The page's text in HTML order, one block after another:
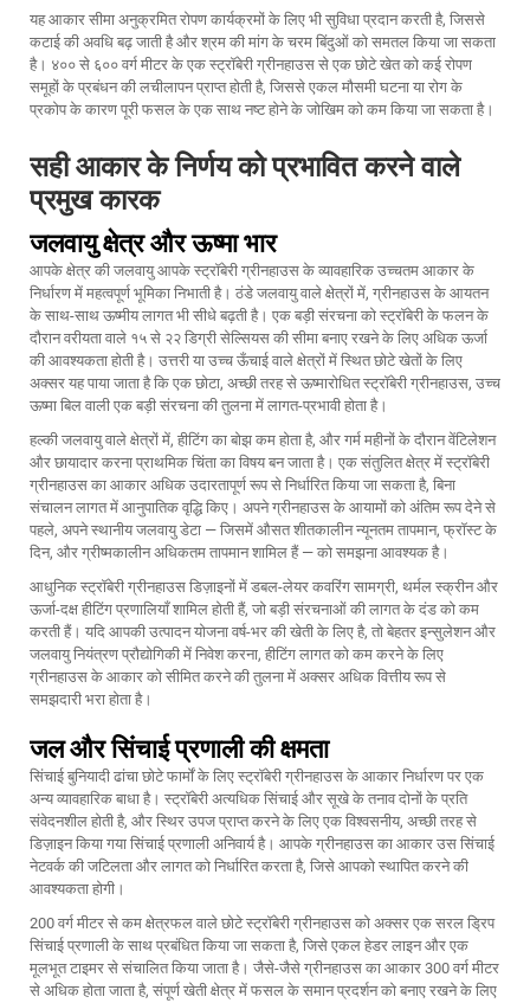
यह आकार सीमा अनुक्रमित रोपण कार्यक्रमों के लिए भी सुविधा प्रदान करती है, जिससे
कटाई की अवधि बढ़ जाती है और श्रम की मांग के चरम बिंदुओं को समतल किया जा सकता
है। ४०० से ६०० वर्ग मीटर के एक स्ट्रॉबेरी ग्रीनहाउस से एक छोटे खेत को कई रोपण
समूहों के प्रबंधन की लचीलापन प्राप्त होती है, जिससे एकल मौसमी घटना या रोग के
प्रकोप के कारण पूरी फसल के एक साथ नष्ट होने के जोखिम को कम किया जा सकता है।
सही आकार के निर्णय को प्रभावित करने वाले
प्रमुख कारक
जलवायु क्षेत्र और ऊष्मा भार
आपके क्षेत्र की जलवायु आपके स्ट्रॉबेरी ग्रीनहाउस के व्यावहारिक उच्चतम आकार के
निर्धारण में महत्वपूर्ण भूमिका निभाती है। ठंडे जलवायु वाले क्षेत्रों में, ग्रीनहाउस के आयतन
के साथ-साथ ऊष्मीय लागत भी सीधे बढ़ती है। एक बड़ी संरचना को स्ट्रॉबेरी के फलन के
दौरान वरीयता वाले १५ से २२ डिग्री सेल्सियस की सीमा बनाए रखने के लिए अधिक ऊर्जा
की आवश्यकता होती है। उत्तरी या उच्च ऊँचाई वाले क्षेत्रों में स्थित छोटे खेतों के लिए
अक्सर यह पाया जाता है कि एक छोटा, अच्छी तरह से ऊष्मारोधित स्ट्रॉबेरी ग्रीनहाउस, उच्च
ऊष्मा बिल वाली एक बड़ी संरचना की तुलना में लागत-प्रभावी होता है।
हल्की जलवायु वाले क्षेत्रों में, हीटिंग का बोझ कम होता है, और गर्म महीनों के दौरान वेंटिलेशन
और छायादार करना प्राथमिक चिंता का विषय बन जाता है। एक संतुलित क्षेत्र में स्ट्रॉबेरी
ग्रीनहाउस का आकार अधिक उदारतापूर्ण रूप से निर्धारित किया जा सकता है, बिना
संचालन लागत में आनुपातिक वृद्धि किए। अपने ग्रीनहाउस के आयामों को अंतिम रूप देने से
पहले, अपने स्थानीय जलवायु डेटा — जिसमें औसत शीतकालीन न्यूनतम तापमान, फ्रॉस्ट के
दिन, और ग्रीष्मकालीन अधिकतम तापमान शामिल हैं — को समझना आवश्यक है।
आधुनिक स्ट्रॉबेरी ग्रीनहाउस डिज़ाइनों में डबल-लेयर कवरिंग सामग्री, थर्मल स्क्रीन और
ऊर्जा-दक्ष हीटिंग प्रणालियाँ शामिल होती हैं, जो बड़ी संरचनाओं की लागत के दंड को कम
करती हैं। यदि आपकी उत्पादन योजना वर्ष-भर की खेती के लिए है, तो बेहतर इन्सुलेशन और
जलवायु नियंत्रण प्रौद्योगिकी में निवेश करना, हीटिंग लागत को कम करने के लिए
ग्रीनहाउस के आकार को सीमित करने की तुलना में अक्सर अधिक वित्तीय रूप से
समझदारी भरा होता है।
जल और सिंचाई प्रणाली की क्षमता
सिंचाई बुनियादी ढांचा छोटे फार्मों के लिए स्ट्रॉबेरी ग्रीनहाउस के आकार निर्धारण पर एक
अन्य व्यावहारिक बाधा है। स्ट्रॉबेरी अत्यधिक सिंचाई और सूखे के तनाव दोनों के प्रति
संवेदनशील होती है, और स्थिर उपज प्राप्त करने के लिए एक विश्वसनीय, अच्छी तरह से
डिज़ाइन किया गया सिंचाई प्रणाली अनिवार्य है। आपके ग्रीनहाउस का आकार उस सिंचाई
नेटवर्क की जटिलता और लागत को निर्धारित करता है, जिसे आपको स्थापित करने की
आवश्यकता होगी।
200 वर्ग मीटर से कम क्षेत्रफल वाले छोटे स्ट्रॉबेरी ग्रीनहाउस को अक्सर एक सरल ड्रिप
सिंचाई प्रणाली के साथ प्रबंधित किया जा सकता है, जिसे एकल हेडर लाइन और एक
मूलभूत टाइमर से संचालित किया जाता है। जैसे-जैसे ग्रीनहाउस का आकार 300 वर्ग मीटर
से अधिक होता जाता है, संपूर्ण खेती क्षेत्र में फसल के समान प्रदर्शन को बनाए रखने के लिए